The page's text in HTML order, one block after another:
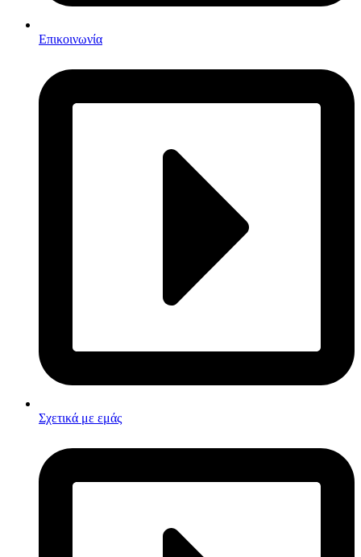
Επικοινωνία
Σχετικά με εμάς